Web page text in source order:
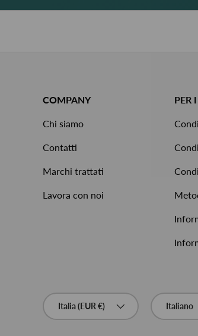
COMPANY
Chi siamo
Contatti
Marchi trattati
Lavora con noi
PER
Paese/Regione
Italia (EUR €)
Lingua
Italiano